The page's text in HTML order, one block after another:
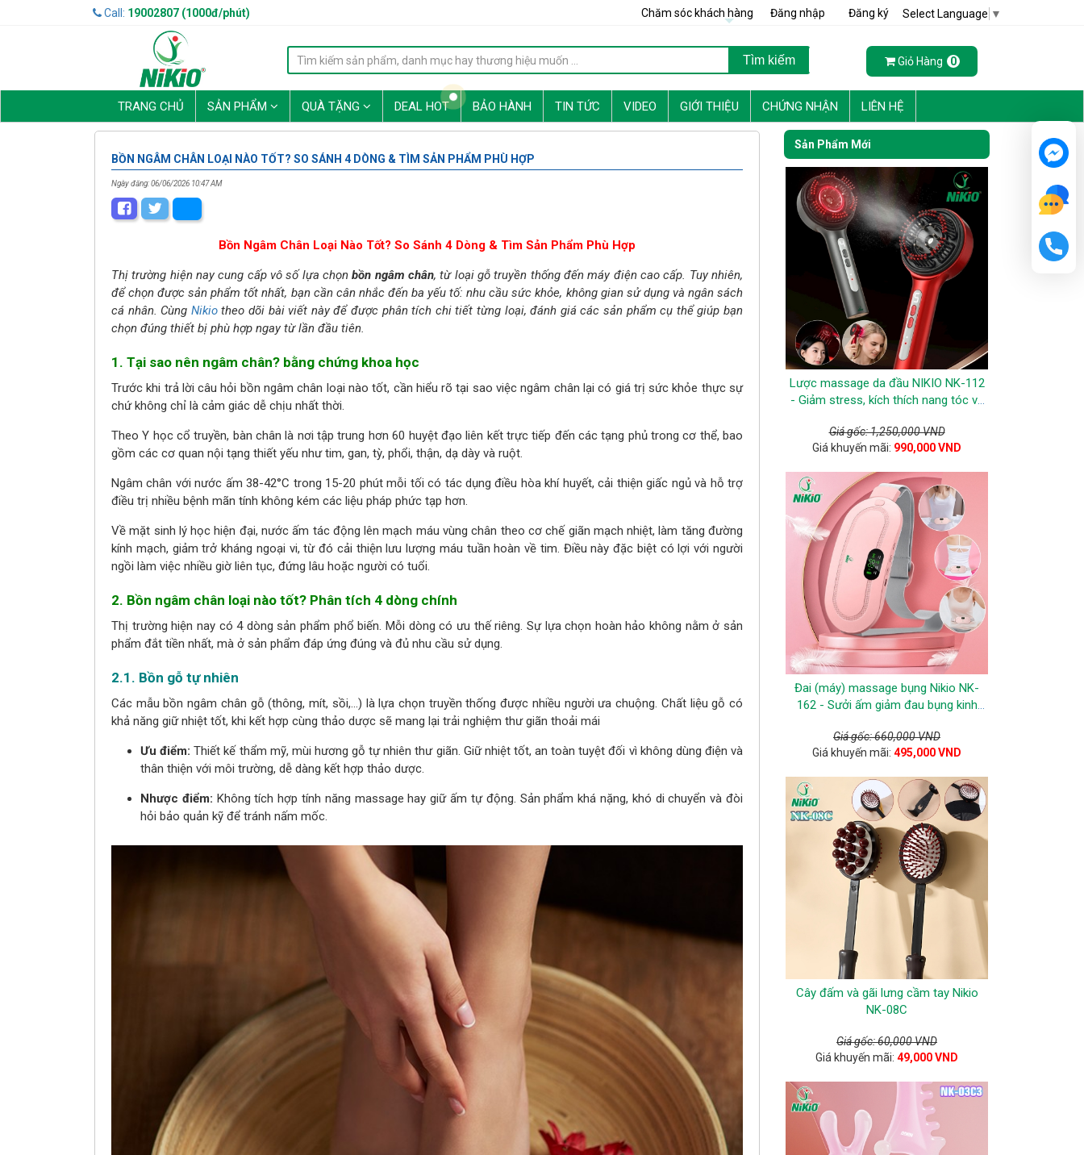
Call: 19002807 (1000đ/phút) Chăm sóc khách hàng Đăng nhập Đăng ký Select Language ▼
Giỏ Hàng 0
TRANG CHỦ SẢN PHẨM QUÀ TẶNG DEAL HOT BẢO HÀNH TIN TỨC VIDEO GIỚI THIỆU CHỨNG NHẬN LIÊN HỆ
BỒN NGÂM CHÂN LOẠI NÀO TỐT? SO SÁNH 4 DÒNG & TÌM SẢN PHẨM PHÙ HỢP
Ngày đăng: 06/06/2026 10:47 AM
Bồn Ngâm Chân Loại Nào Tốt? So Sánh 4 Dòng & Tìm Sản Phẩm Phù Hợp
Thị trường hiện nay cung cấp vô số lựa chọnbồn ngâm chân, từ loại gỗ truyền thống đến máy điện cao cấp. Tuy nhiên,
để chọn được sản phẩm tốt nhất, bạn cần cân nhắc đến ba yếu tố: nhu cầu sức khỏe, không gian sử dụng và ngân sách
cá nhân. Cùng Nikiotheo dõi bài viết này để được phân tích chi tiết từng loại, đánh giá các sản phẩm cụ thể giúp bạn
chọn đúng thiết bị phù hợp ngay từ lần đầu tiên.
1. Tại sao nên ngâm chân? bằng chứng khoa học
Trước khi trả lời câu hỏi bồn ngâm chân loại nào tốt, cần hiểu rõ tại sao việc ngâm chân lại có giá trị sức khỏe thực sự
chứ không chỉ là cảm giác dễ chịu nhất thời.
Theo Y học cổ truyền, bàn chân là nơi tập trung hơn 60 huyệt đạo liên kết trực tiếp đến các tạng phủ trong cơ thể, bao
gồm các cơ quan nội tạng thiết yếu như tim, gan, tỳ, phổi, thận, dạ dày và ruột.
Ngâm chân với nước ấm 38-42°C trong 15-20 phút mỗi tối có tác dụng điều hòa khí huyết, cải thiện giấc ngủ và hỗ trợ
điều trị nhiều bệnh mãn tính không kém các liệu pháp phức tạp hơn.
Về mặt sinh lý học hiện đại, nước ấm tác động lên mạch máu vùng chân theo cơ chế giãn mạch nhiệt, làm tăng đường
kính mạch, giảm trở kháng ngoại vi, từ đó cải thiện lưu lượng máu tuần hoàn về tim. Điều này đặc biệt có lợi với người
ngồi làm việc nhiều giờ liên tục, đứng lâu hoặc người có tuổi.
2. Bồn ngâm chân loại nào tốt? Phân tích 4 dòng chính
Thị trường hiện nay có 4 dòng sản phẩm phổ biến. Mỗi dòng có ưu thế riêng. Sự lựa chọn hoàn hảo không nằm ở sản
phẩm đắt tiền nhất, mà ở sản phẩm đáp ứng đúng và đủ nhu cầu sử dụng.
2.1. Bồn gỗ tự nhiên
Các mẫu bồn ngâm chân gỗ (thông, mít, sồi,...) là lựa chọn truyền thống được nhiều người ưa chuộng. Chất liệu gỗ có
khả năng giữ nhiệt tốt, khi kết hợp cùng thảo dược sẽ mang lại trải nghiệm thư giãn thoải mái
Ưu điểm: Thiết kế thẩm mỹ, mùi hương gỗ tự nhiên thư giãn. Giữ nhiệt tốt, an toàn tuyệt đối vì không dùng điện và
thân thiện với môi trường, dễ dàng kết hợp thảo dược.
Nhược điểm: Không tích hợp tính năng massage hay giữ ấm tự động. Sản phẩm khá nặng, khó di chuyển và đòi
hỏi bảo quản kỹ để tránh nấm mốc.
Sản Phẩm Mới
Lược massage da đầu NIKIO NK-112
- Giảm stress, kích thích nang tóc và
Giá gốc: 1,250,000 VND
Giá khuyến mãi: 990,000 VND
Đai (máy) massage bụng Nikio NK-
162 - Sưởi ấm giảm đau bụng kinh
Giá gốc: 660,000 VND
Giá khuyến mãi: 495,000 VND
Cây đấm và gãi lưng cầm tay Nikio
NK-08C
Giá gốc: 60,000 VND
Giá khuyến mãi: 49,000 VND